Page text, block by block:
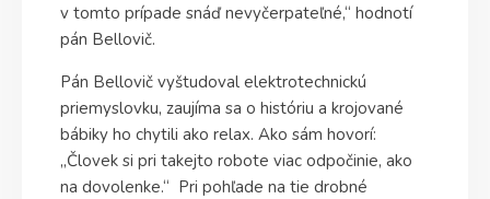
v tomto prípade snáď nevyčerpateľné,“ hodnotí
pán Bellovič.
Pán Bellovič vyštudoval elektrotechnickú
priemyslovku, zaujíma sa o históriu a krojované
bábiky ho chytili ako relax. Ako sám hovorí:
„Človek si pri takejto robote viac odpočinie, ako
na dovolenke.“ Pri pohľade na tie drobné